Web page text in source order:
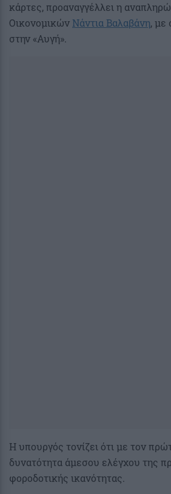
κάρτες, προαναγγέλλει η
Οικονομικών Νάντια Βαλαβάνη, με
στην «Αυγή».
Η υπουργός τονίζει ότι με τον
δυνατότητα άμεσου ελέγχου της
φοροδοτικής ικανότητας.